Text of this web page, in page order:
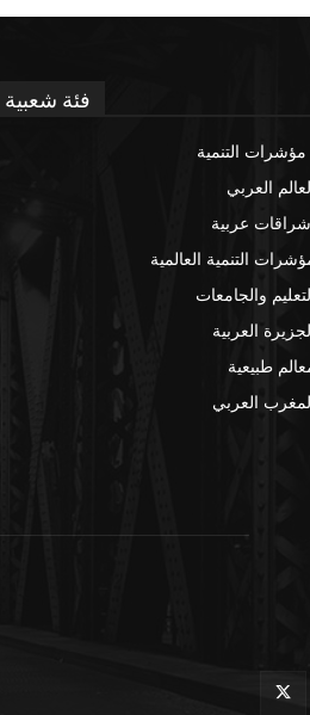
فئة شعبية
مؤشرات التنمية
العربي
عربية
التنمية العالمية
والجامعات
العربية
طبيعية
العربي